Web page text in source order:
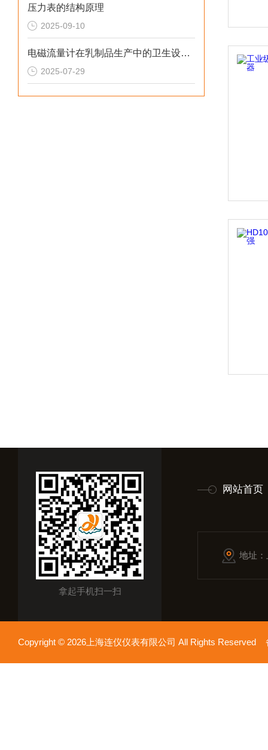
压力表的结构原理
2025-09-10
电磁流量计在乳制品生产中的卫生设计与应用
2025-07-29
拿起手机扫一扫
网站首页
地址
Copyright © 2026上海连仪仪表有限公司 All Rights Reserved